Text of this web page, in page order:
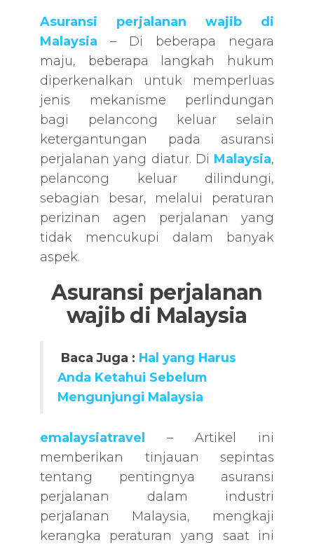
Asuransi perjalanan wajib di
Malaysia – Di beberapa negara
maju, beberapa langkah hukum
diperkenalkan untuk memperluas
jenis mekanisme perlindungan
bagi pelancong keluar selain
ketergantungan pada asuransi
perjalanan yang diatur. Di Malaysia,
pelancong keluar dilindungi,
sebagian besar, melalui peraturan
perizinan agen perjalanan yang
tidak mencukupi dalam banyak
aspek.
Asuransi perjalanan
wajib di Malaysia
Baca Juga : Hal yang Harus
Anda Ketahui Sebelum
Mengunjungi Malaysia
emalaysiatravel
– Artikel ini
memberikan tinjauan sepintas
tentang pentingnya asuransi
perjalanan dalam industri
perjalanan Malaysia, mengkaji
kerangka peraturan yang saat ini